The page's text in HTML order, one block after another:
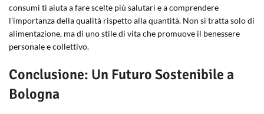
consumi ti aiuta a fare scelte più salutari e a comprendere
l’importanza della qualità rispetto alla quantità. Non si tratta solo di
alimentazione, ma di uno stile di vita che promuove il benessere
personale e collettivo.
Conclusione: Un Futuro Sostenibile a
Bologna